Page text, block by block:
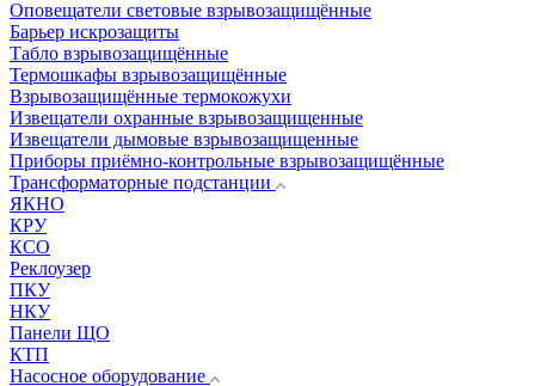
Оповещатели световые взрывозащищённые
Барьер искрозащиты
Табло взрывозащищённые
Термошкафы взрывозащищённые
Взрывозащищённые термокожухи
Извещатели охранные взрывозащищенные
Извещатели дымовые взрывозащищенные
Приборы приёмно-контрольные взрывозащищённые
Трансформаторные подстанции
ЯКНО
КРУ
КСО
Реклоузер
ПКУ
НКУ
Панели ЩО
КТП
Насосное оборудование